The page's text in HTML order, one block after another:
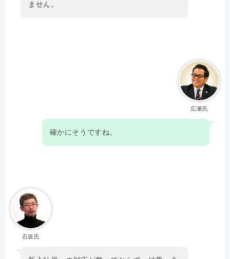
ません。
広瀬氏
確かにそうですね。
石坂氏